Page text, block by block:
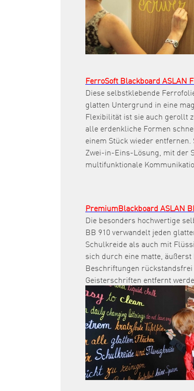
FerroSoft Blackboard ASLAN
Diese selbstklebende
glatten Untergrund in eine
Flexibilität ist sie auch gerollt
alle erdenkliche Formen
einem Stück wieder
Zwei-in-Eins-Lösung, mit der
multifunktionale
PremiumBlackboard ASLAN
Die besonders hochwertige
BB 910 verwandelt jeden
Schulkreide als auch mit
sich durch eine matte,
Beschriftungen
Geisterschriften entfernt